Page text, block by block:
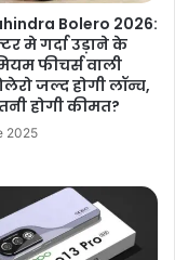
Bolero 2026:
मे गर्दा उड़ाने के
फीचर्स वाली
जल्द होगी लॉन्च,
होगी कीमत?
2025